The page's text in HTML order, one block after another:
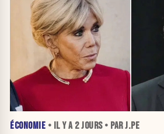
ÉCONOMIE • IL Y A 2 JOURS• PAR J.PE